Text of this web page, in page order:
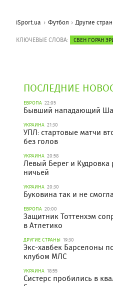
iSport.ua Футбол Другие
КЛЮЧЕВЫЕ СЛОВА: СВЕН ГОРАН
ПОСЛЕДНИЕ
ЕВРОПА 22:05
Бывший нападающий
УКРАИНА 21:30
УПЛ: стартовые матчи
без голов
УКРАИНА 20:58
Левый Берег и Кудровка
ничьей
УКРАИНА 20:30
Буковина так и не
ЕВРОПА 20:00
Защитник Тоттенхэм
в Атлетико
ДРУГИЕ СТРАНЫ 19:30
Экс-хавбек Барселоны
клубом МЛС
УКРАИНА 18:55
Систерс пробились в